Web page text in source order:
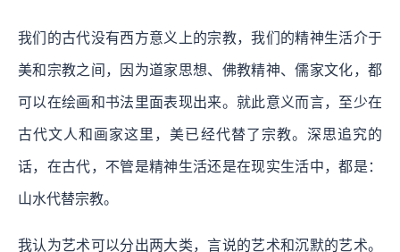
我们的古代没有西方意义上的宗教，我们的精神生活介于
美和宗教之间，因为道家思想、佛教精神、儒家文化，都
可以在绘画和书法里面表现出来。就此意义而言，至少在
古代文人和画家这里，美已经代替了宗教。深思追究的
话，在古代，不管是精神生活还是在现实生活中，都是：
山水代替宗教。
我认为艺术可以分出两大类，言说的艺术和沉默的艺术。